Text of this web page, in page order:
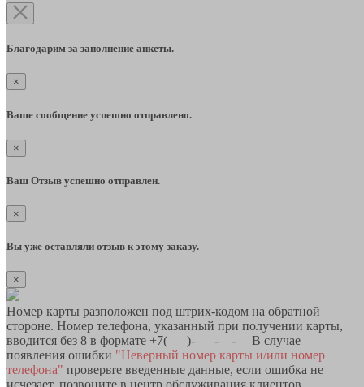
Благодарим за заполнение анкеты.
×
Ваше сообщение успешно отправлено.
×
Ваш Отзыв успешно отправлен.
×
Вы уже оставляли отзыв к этому заказу.
×
Номер карты разположен под штрих-кодом на обратной
стороне. Номер телефона, указанный при получении карты,
вводится без 8 в формате +7(___)-___-__-__ В случае
появления ошибки "Неверный номер карты и/или номер
телефона" проверьте введенные данные, если ошибка не